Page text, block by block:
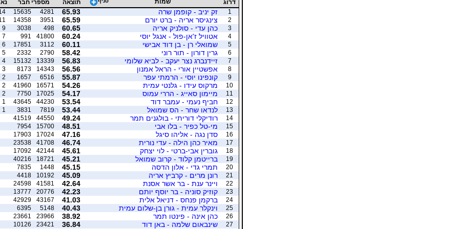
דרוג תוצאה מספרי חבר
1
זק יניב - קופמן שרה 65.93
4281
15635
2
צינגיסר אריה - ברט יורם 65.59
3951
14358
3
כהן עדי - סולניק אריה 60.65
498
3038
9
4
אטוויל ז'אן-פול - אנגל יוסי 60.24
41800
991
7
5
שמואלי רן - בן דוד אבישי 60.11
3112
17851
6
6
גרין דורון - תור רוני 58.42
2790
2332
5
7
זיידנברג נצר יעקב - לביא שלומי 56.83
13339
15132
4
8
אפשטיין אורי - הראל אמנון 56.56
14343
8173
3
9
קונפינו יוסי - הרמתי עפר 55.87
6516
1657
2
10
מרקוס עידו - גלנטי עמית 54.26
16571
41960
2
11
מיימון סאייג - הררי עמוס 54.17
17025
7750
2
12
חביף נעמי - עמבר דוד 53.54
44230
43645
1
13
לנדאו שחר - הס שמואל 53.44
7819
3831
1
14
רודיקלי דוריתי - בולגנים תמר 49.24
44550
41519
15
מי-טל כפיר - בלו אבי 48.51
15700
7954
16
סדן נגה - אליהו סיגל 47.16
17024
17903
17
מאיר כהן הילה - עדי נורית 46.74
41708
23538
18
גוברין אבי-ברטי - לוי יצחק 45.61
42144
17092
19
ברייטמן קלוד - קרוב שמואל 45.21
18721
40216
20
תמרי גדי - אלון הדסה 45.15
1448
7835
21
רונן מרים - קרביץ אריה 45.09
10192
4418
22
ויינר ענת - בר אשר אסנת 42.64
41581
24598
23
קוזיק סוניה - בר יוסף יותם 42.23
20776
13777
24
ברקמן פנחס - דניאל אלית 41.03
43167
42929
25
וינקלר עמית - גורן בן-שלום עמית 40.43
5148
6395
26
כהן אינה - פינטו תמר 38.92
23966
23661
27
שינבאום שלמה - באן דוד 36.84
23421
10126